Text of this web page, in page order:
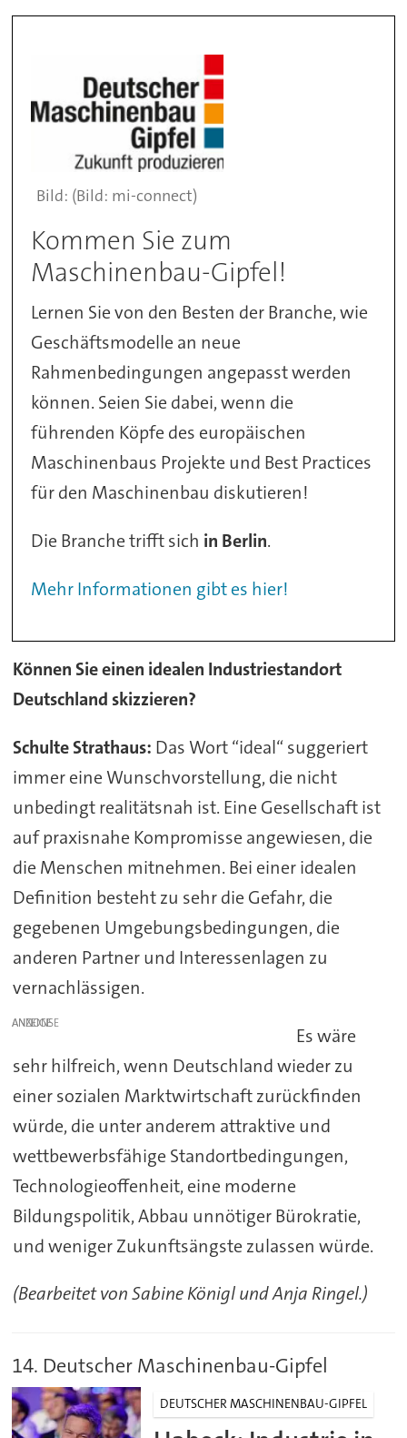
(Bild: mi-connect)
Kommen Sie zum
Maschinenbau-Gipfel!
Lernen Sie von den Besten der Branche, wie
Geschäftsmodelle an neue
Rahmenbedingungen angepasst werden
können. Seien Sie dabei, wenn die
führenden Köpfe des europäischen
Maschinenbaus Projekte und Best Practices
für den Maschinenbau diskutieren!
Die Branche trifft sich in Berlin.
Mehr Informationen gibt es hier!
Können Sie einen idealen Industriestandort
Deutschland skizzieren?
Schulte Strathaus: Das Wort “ideal“ suggeriert
immer eine Wunschvorstellung, die nicht
unbedingt realitätsnah ist. Eine Gesellschaft ist
auf praxisnahe Kompromisse angewiesen, die
die Menschen mitnehmen. Bei einer idealen
Definition besteht zu sehr die Gefahr, die
gegebenen Umgebungsbedingungen, die
anderen Partner und Interessenlagen zu
vernachlässigen.
ANZEIGE
Es wäre
sehr hilfreich, wenn Deutschland wieder zu
einer sozialen Marktwirtschaft zurückfinden
würde, die unter anderem attraktive und
wettbewerbsfähige Standortbedingungen,
Technologieoffenheit, eine moderne
Bildungspolitik, Abbau unnötiger Bürokratie,
und weniger Zukunftsängste zulassen würde.
(Bearbeitet von Sabine Königl und Anja Ringel.)
14. Deutscher Maschinenbau-Gipfel
DEUTSCHER MASCHINENBAU-GIPFEL